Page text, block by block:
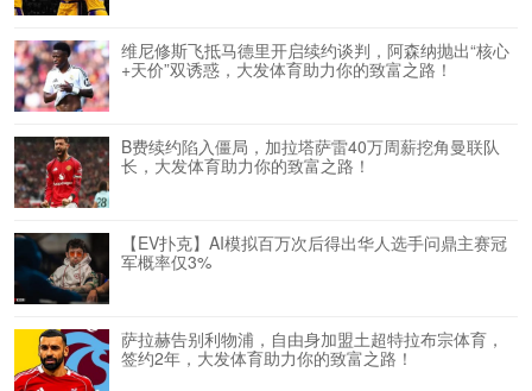
维尼修斯飞抵马德里开启续约谈判，阿森纳抛出“核心
+天价”双诱惑，大发体育助力你的致富之路！
B费续约陷入僵局，加拉塔萨雷40万周薪挖角曼联队
长，大发体育助力你的致富之路！
【EV扑克】AI模拟百万次后得出华人选手问鼎主赛冠
军概率仅3%
萨拉赫告别利物浦，自由身加盟土超特拉布宗体育，
签约2年，大发体育助力你的致富之路！